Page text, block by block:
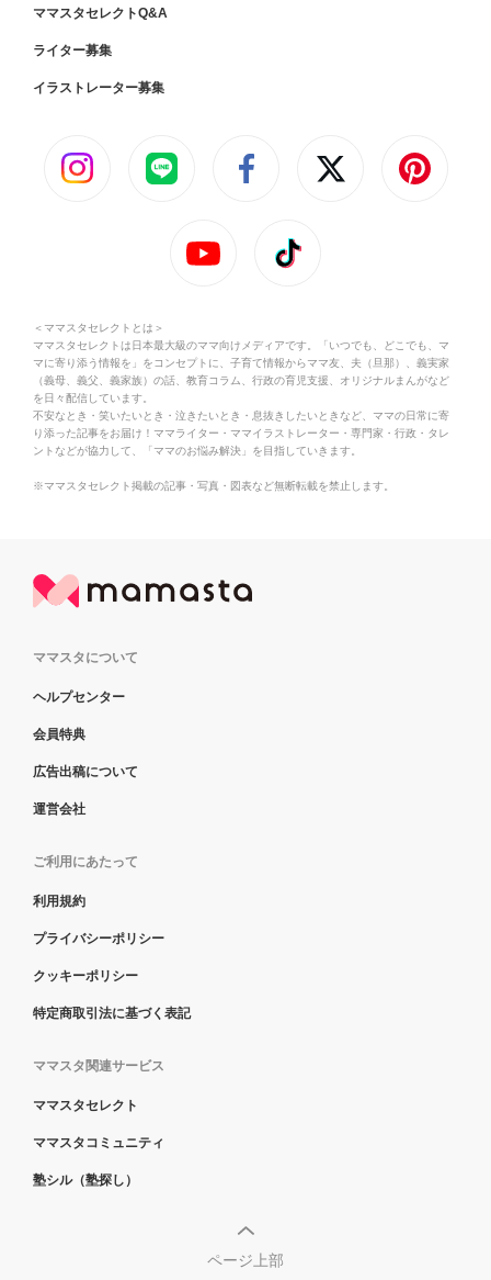
ママスタセレクトQ&A
ライター募集
イラストレーター募集
＜ママスタセレクトとは＞
ママスタセレクトは日本最大級のママ向けメディアです。「いつでも、どこでも、マ
マに寄り添う情報を」をコンセプトに、子育て情報からママ友、夫（旦那）、義実家
（義母、義父、義家族）の話、教育コラム、行政の育児支援、オリジナルまんがなど
を日々配信しています。
不安なとき・笑いたいとき・泣きたいとき・息抜きしたいときなど、ママの日常に寄
り添った記事をお届け！ママライター・ママイラストレーター・専門家・行政・タレ
ントなどが協力して、「ママのお悩み解決」を目指していきます。
※ママスタセレクト掲載の記事・写真・図表など無断転載を禁止します。
ママスタについて
ヘルプセンター
会員特典
広告出稿について
運営会社
ご利用にあたって
利用規約
プライバシーポリシー
クッキーポリシー
特定商取引法に基づく表記
ママスタ関連サービス
ママスタセレクト
ママスタコミュニティ
塾シル（塾探し）
ページ上部